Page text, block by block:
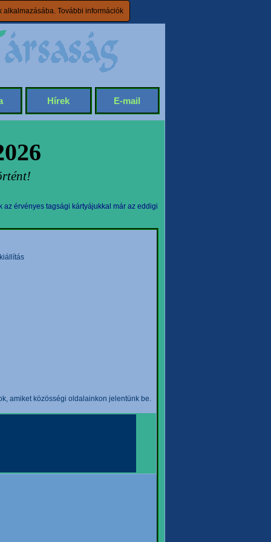
alkalmazásába. További információk
Hírek E-mail
érvényes tagsági kártyájukkal már az eddigi
amiket közösségi oldalainkon jelentünk be.